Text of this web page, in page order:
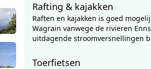
Rafting & kajakken
Raften en kajakken is goed
Wagrain vanwege de rivieren
uitdagende stroomversnellingen
Toerfietsen